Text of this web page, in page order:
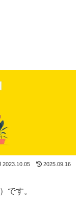
2023.10.05 2025.09.16
）です。